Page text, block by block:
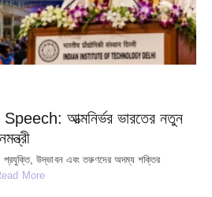
আত্মনির্ভর ভারতের নতুন
উদ্ভাবন এবং তরুণদের অদম্য শক্তির
More